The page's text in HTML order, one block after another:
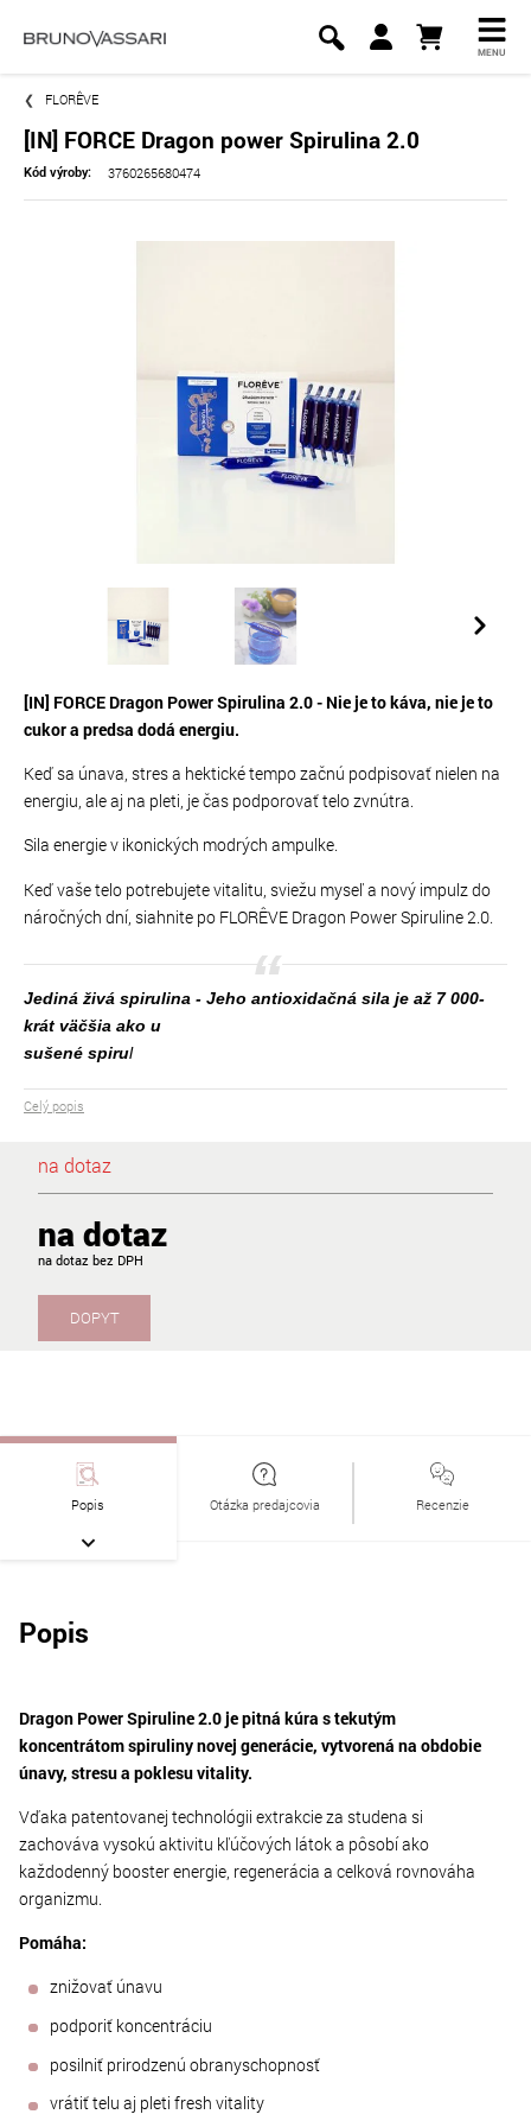
MENU
FLORÊVE
[IN] FORCE Dragon power Spirulina 2.0
Kód výroby: 3760265680474
[IN] FORCE Dragon Power Spirulina 2.0 - Nie je to káva, nie je to
cukor a predsa dodá energiu.
Keď sa únava, stres a hektické tempo začnú podpisovať nielen na
energiu, ale aj na pleti, je čas podporovať telo zvnútra.
Sila energie v ikonických modrých ampulke.
Keď vaše telo potrebujete vitalitu, sviežu myseľ a nový impulz do
náročných dní, siahnite po FLORÊVE Dragon Power Spiruline 2.0.
Jediná živá spirulina - Jeho antioxidačná sila je až 7 000-
krát väčšia ako u
sušené spirul
Celý popis
na dotaz
na dotaz
na dotaz
DOPYT
Popis Otázka predajcovia Recenzie
Popis
Dragon Power Spiruline 2.0 je pitná kúra s tekutým
koncentrátom spiruliny novej generácie, vytvorená na obdobie
únavy, stresu a poklesu vitality.
Vďaka patentovanej technológii extrakcie za studena si
zachováva vysokú aktivitu kľúčových látok a pôsobí ako
každodenný booster energie, regenerácia a celková rovnováha
organizmu.
Pomáha:
znižovať únavu
podporiť koncentráciu
posilniť prirodzenú obranyschopnosť
vrátiť telu aj pleti fresh vitality